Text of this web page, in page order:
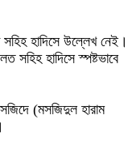
হাদিসে উল্লেখ নেই।
সহিহ হাদিসে স্পষ্টভাবে
(মসজিদুল হারাম